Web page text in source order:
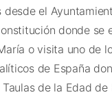
desde el
donde se
o visita uno de
de España
de la Edad de